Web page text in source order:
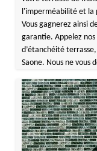
l'imperméabilité et la
Vous gagnerez ainsi
garantie. Appelez nos
d’étanchéité
Saone. Nous ne vous